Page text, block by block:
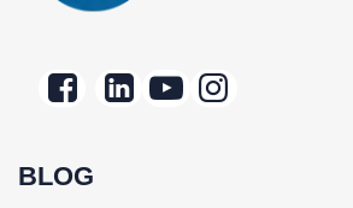
BLOG